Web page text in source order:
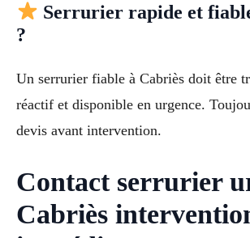
Serrurier rapide et
?
Un serrurier fiable à Cabriès doit être
réactif et disponible en urgence.
devis avant intervention.
Contact serrurier
Cabriès